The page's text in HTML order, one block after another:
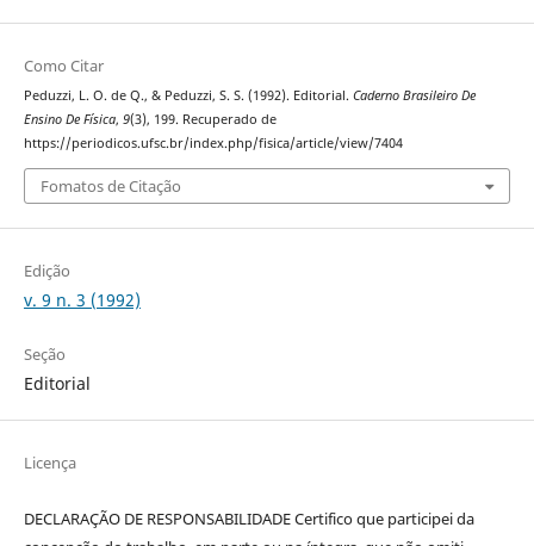
Como Citar
Peduzzi, L. O. de Q., & Peduzzi, S. S. (1992). Editorial. Caderno Brasileiro De
Ensino De Física, 9(3), 199. Recuperado de
https://periodicos.ufsc.br/index.php/fisica/article/view/7404
Fomatos de Citação
Edição
v. 9 n. 3 (1992)
Seção
Editorial
Licença
DECLARAÇÃO DE RESPONSABILIDADE Certifico que participei da